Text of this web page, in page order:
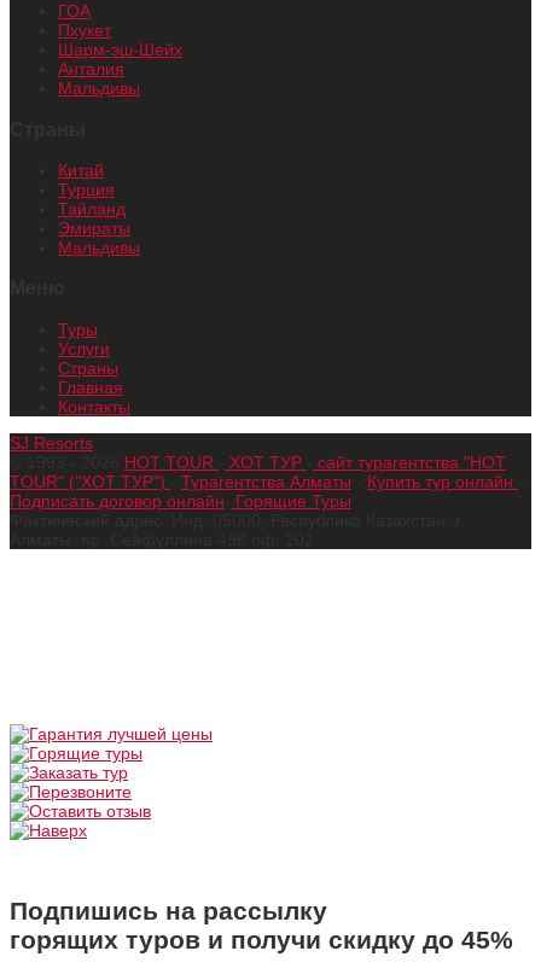
ГОА
Пхукет
Шарм-эш-Шейх
Анталия
Мальдивы
Китай
Турция
Тайланд
Эмираты
Мальдивы
Туры
Услуги
Страны
Главная
Контакты
SJ Resorts
HOT TOUR ХОТ ТУР
сайт турагентства "HOT
TOUR" ("ХОТ ТУР")
Турагентства Алматы Купить тур онлайн
Подписать договор онлайн
Горящие Туры
Подпишись на рассылку
горящих туров и получи скидку до 45%